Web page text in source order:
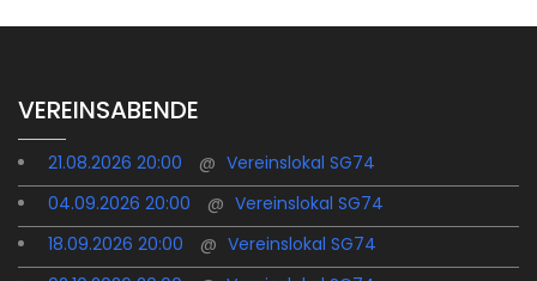
VEREINSABENDE
21.08.2026 20:00 @ Vereinslokal SG74
04.09.2026 20:00
@ Vereinslokal SG74
18.09.2026 20:00
@ Vereinslokal SG74